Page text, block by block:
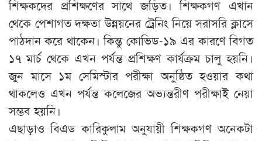
শিক্ষকদের প্রশিক্ষণের সাথে জড়িত। শিক্ষকগণ এখান
থেকে পেশাগত দক্ষতা উন্নয়নের ট্রেনিং নিয়ে সরাসরি ক্লাসে
পাঠদান করে থাকেন। কিন্তু কোভিড-১৯ এর কারণে বিগত
১৭ মার্চ থেকে এখন পর্যন্ত প্রশিক্ষণ কার্যক্রম চালু হয়নি।
জুন মাসে ১ম সেমিস্টার পরীক্ষা অনুষ্ঠিত হওয়ার কথা
থাকলেও এখন পর্যন্ত কলেজের অভ্যন্তরীণ পরীক্ষাই নেয়া
সম্ভব হয়নি।
এছাড়াও বিএড কারিকুলাম অনুযায়ী শিক্ষকগণ অনেকটা